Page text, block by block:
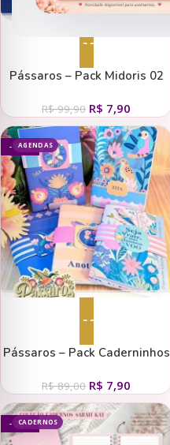
Adicionar ao carrinho
Pássaros – Pack Midoris 02
R$99,90 R$ 7,90
AGENDAS
- 91%
Adicionar ao carrinho
Pássaros – Pack Caderninhos
R$89,00 R$ 7,90
CADERNOS
- 76%